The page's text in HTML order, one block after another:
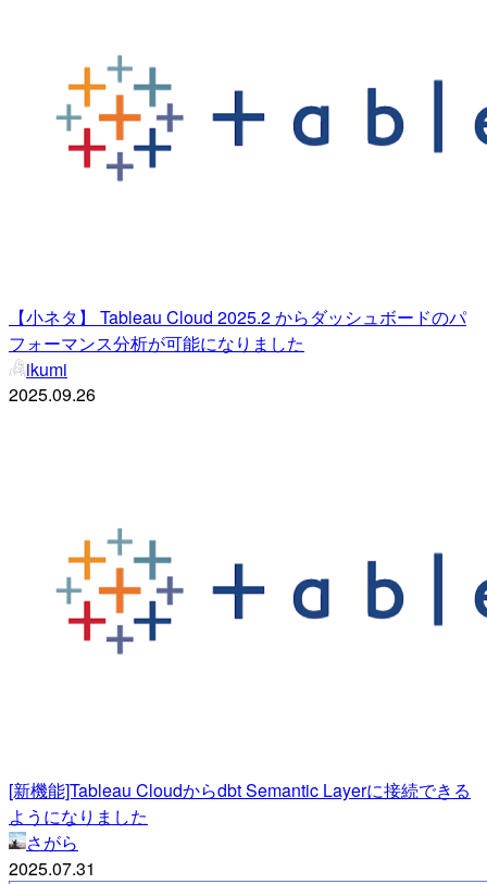
【小ネタ】 Tableau Cloud 2025.2 からダッシュボードのパ
フォーマンス分析が可能になりました
ikumi
2025.09.26
[新機能]Tableau Cloudからdbt Semantic Layerに接続できる
ようになりました
さがら
2025.07.31